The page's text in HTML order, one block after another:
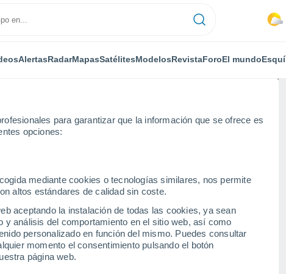
para garantizar que la información que se ofrece es
opciones:
mediante cookies o tecnologías similares, nos permite
altos estándares de calidad sin coste.
aceptando la instalación de todas las cookies, ya sean
análisis del comportamiento en el sitio web, así como
personalizado en función del mismo. Puedes consultar
momento el consentimiento pulsando el botón
página web.
AlertasRadarMapasSatélitesModelosRevistaForoEl mundoEsquí
de la Provincia